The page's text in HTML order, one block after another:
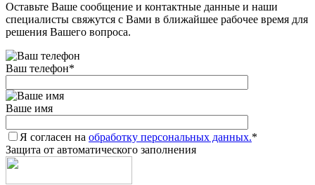
Оставьте Ваше сообщение и контактные данные и наши
специалисты свяжутся с Вами в ближайшее рабочее время для
решения Вашего вопроса.
Ваш телефон*
Ваше имя
Я согласен на обработку персональных данных.*
Защита от автоматического заполнения